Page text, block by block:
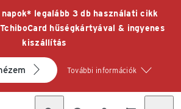
legalább 3 db használati cikk
hűségkártyával & ingyenes
kiszállítás
További információk